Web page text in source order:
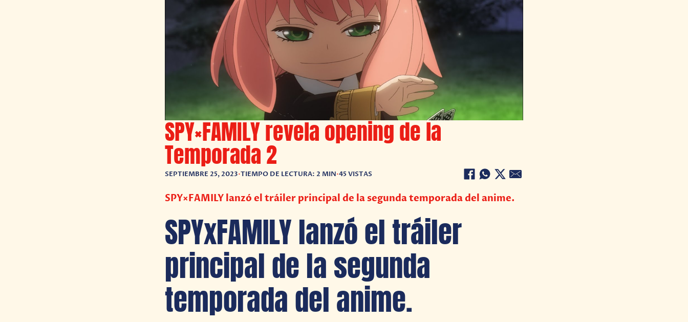
SPY×FAMILY revela opening de la
Temporada 2
SEPTIEMBRE 25, 2023•TIEMPO DE LECTURA: 2 MIN•45 VISTAS
SPY×FAMILY lanzó el tráiler principal de la segunda temporada del anime.
SPYxFAMILY lanzó el tráiler
principal de la segunda
temporada del anime.